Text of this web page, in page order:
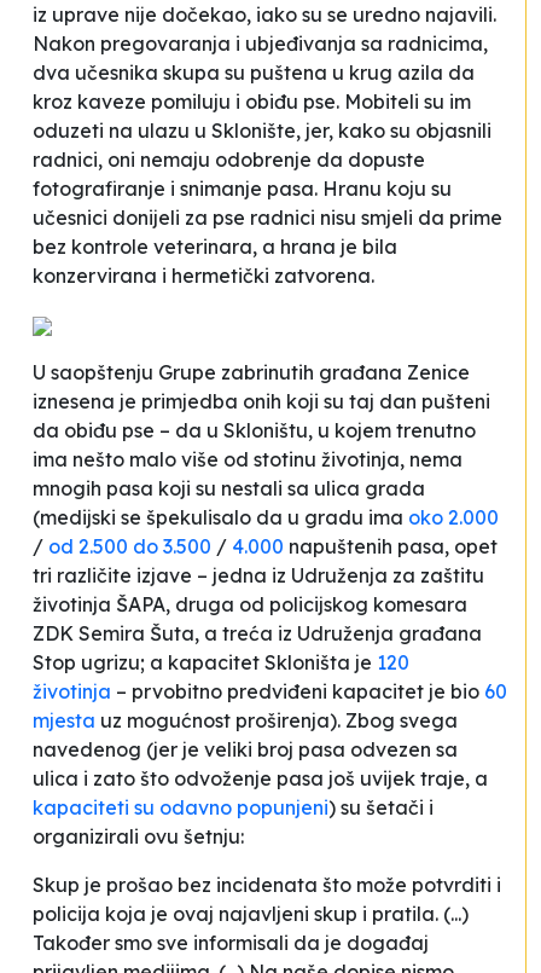
iz uprave nije dočekao, iako su se uredno najavili.
Nakon pregovaranja i ubjeđivanja sa radnicima,
dva učesnika skupa su puštena u krug azila da
kroz kaveze pomiluju i obiđu pse. Mobiteli su im
oduzeti na ulazu u Sklonište, jer, kako su objasnili
radnici, oni nemaju odobrenje da dopuste
fotografiranje i snimanje pasa. Hranu koju su
učesnici donijeli za pse radnici nisu smjeli da prime
bez kontrole veterinara, a hrana je bila
konzervirana i hermetički zatvorena.
U saopštenju Grupe zabrinutih građana Zenice
iznesena je primjedba onih koji su taj dan pušteni
da obiđu pse – da u Skloništu, u kojem trenutno
ima nešto malo više od stotinu životinja, nema
mnogih pasa koji su nestali sa ulica grada
(medijski se špekulisalo da u gradu ima oko 2.000
/ od 2.500 do 3.500 / 4.000 napuštenih pasa, opet
tri različite izjave – jedna iz Udruženja za zaštitu
životinja ŠAPA, druga od policijskog komesara
ZDK Semira Šuta, a treća iz Udruženja građana
Stop ugrizu; a kapacitet Skloništa je 120
životinja – prvobitno predviđeni kapacitet je bio 60
mjesta uz mogućnost proširenja). Zbog svega
navedenog (jer je veliki broj pasa odvezen sa
ulica i zato što odvoženje pasa još uvijek traje, a
kapaciteti su odavno popunjeni) su šetači i
organizirali ovu šetnju:
Skup je prošao bez incidenata što može potvrditi i
policija koja je ovaj najavljeni skup i pratila. (...)
Također smo sve informisali da je događaj